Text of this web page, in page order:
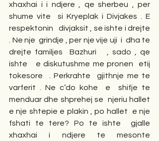
xhaxhai i i ndjere , qe sherbeu , per
shume vite  si Kryeplak i Divjakes . E
respektonin   divjaksit , se ishte i drejte
. Ne nje  grindje , per nje vije uji  i  dha te
drejte familjes  Bazhuri   , sado , qe
ishte   e diskutushme me pronen  etij
tokesore  . Perkrahte  gjithnje me te
varferit . Ne c’do kohe  e  shifje te
menduar dhe shprehej se  njeriu hallet
e nje shtepie e plakin , po hallet  e nje
fshati te tere? Po te ishte  gjalle
xhaxhai i ndjere te mesonte